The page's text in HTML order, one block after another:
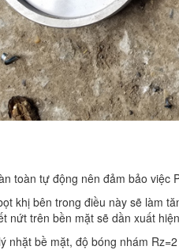
toàn tự động nên đảm bảo việc
khị bên trong điều này sẽ làm
nứt trên bền mặt sẽ dần xuất
nhặt bề mặt, độ bóng nhám